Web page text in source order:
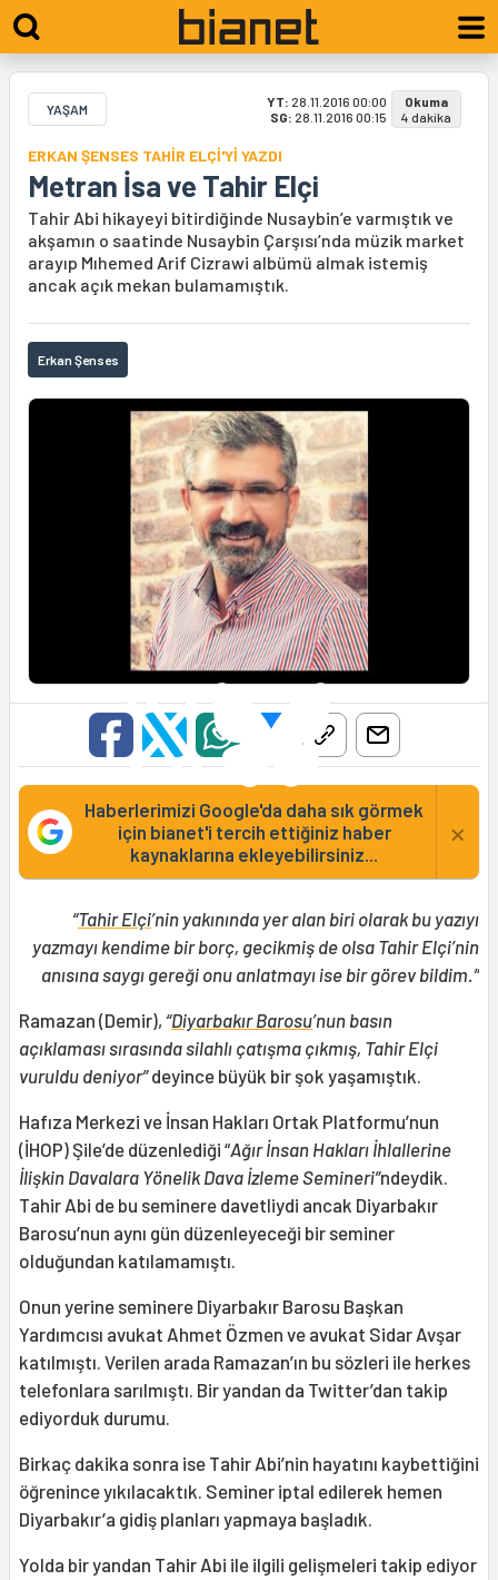
YAŞAM YT: 28.11.2016 00:00
SG: 28.11.2016 00:15
Okuma
4 dakika
ERKAN ŞENSES TAHİR ELÇİ'Yİ YAZDI
Metran İsa ve Tahir Elçi
Tahir Abi hikayeyi bitirdiğinde Nusaybin’e varmıştık ve
akşamın o saatinde Nusaybin Çarşısı’nda müzik market
arayıp Mıhemed Arif Cizrawi albümü almak istemiş
ancak açık mekan bulamamıştık.
Erkan Şenses
Haberlerimizi Google'da daha sık görmek
için bianet'i tercih ettiğiniz haber
kaynaklarına ekleyebilirsiniz...
×
“Tahir Elçi’nin yakınında yer alan biri olarak bu yazıyı
yazmayı kendime bir borç, gecikmiş de olsa Tahir Elçi’nin
anısına saygı gereği onu anlatmayı ise bir görev bildim.”
Ramazan (Demir), “Diyarbakır Barosu’nun basın
açıklaması sırasında silahlı çatışma çıkmış, Tahir Elçi
vuruldu deniyor”deyince büyük bir şok yaşamıştık.
Hafıza Merkezi ve İnsan Hakları Ortak Platformu’nun
(İHOP) Şile’de düzenlediği “Ağır İnsan Hakları İhlallerine
İlişkin Davalara Yönelik Dava İzleme Semineri”ndeydik.
Tahir Abi de bu seminere davetliydi ancak Diyarbakır
Barosu’nun aynı gün düzenleyeceği bir seminer
olduğundan katılamamıştı.
Onun yerine seminere Diyarbakır Barosu Başkan
Yardımcısı avukat Ahmet Özmen ve avukat Sidar Avşar
katılmıştı. Verilen arada Ramazan’ın bu sözleri ile herkes
telefonlara sarılmıştı. Bir yandan da Twitter’dan takip
ediyorduk durumu.
Birkaç dakika sonra ise Tahir Abi’nin hayatını kaybettiğini
öğrenince yıkılacaktık. Seminer iptal edilerek hemen
Diyarbakır’a gidiş planları yapmaya başladık.
Yolda bir yandan Tahir Abi ile ilgili gelişmeleri takip ediyor